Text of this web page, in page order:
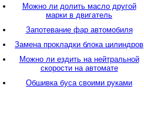
Можно ли долить масло другой
марки в двигатель
Запотевание фар автомобиля
Замена прокладки блока цилиндров
Можно ли ездить на нейтральной
скорости на автомате
Обшивка буса своими руками